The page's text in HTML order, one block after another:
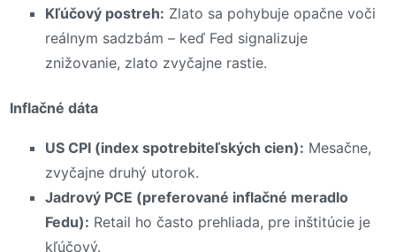
Kľúčový postreh: Zlato sa pohybuje opačne voči
reálnym sadzbám – keď Fed signalizuje
znižovanie, zlato zvyčajne rastie.
Inflačné dáta
US CPI (index spotrebiteľských cien): Mesačne,
zvyčajne druhý utorok.
Jadrový PCE (preferované inflačné meradlo
Fedu): Retail ho často prehliada, pre inštitúcie je
kľúčový.